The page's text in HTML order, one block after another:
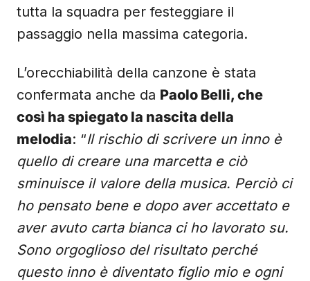
tutta la squadra per festeggiare il
passaggio nella massima categoria.
L’orecchiabilità della canzone è stata
confermata anche da Paolo Belli, che
così ha spiegato la nascita della
melodia: “Il rischio di scrivere un inno è
quello di creare una marcetta e ciò
sminuisce il valore della musica. Perciò ci
ho pensato bene e dopo aver accettato e
aver avuto carta bianca ci ho lavorato su.
Sono orgoglioso del risultato perché
questo inno è diventato figlio mio e ogni